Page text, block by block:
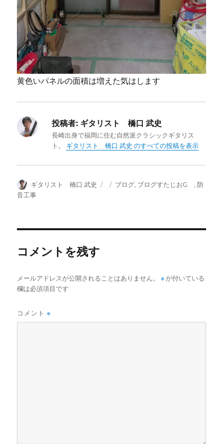
黄色いパネルの面積は増えた気はします
投稿者: ギタリスト 橋口 武史
長崎出身で福岡に住む自然派クラシックギタリス
ト。 ギタリスト 橋口 武史 のすべての投稿を表示
投
稿
ギタリスト 橋口 武史
投 カ
ブログ, ブログすたじおG ,防
音工事
コメントを残す
メールアドレスが公開されることはありません。 ※ が付いている
欄は必須項目です
コメント※